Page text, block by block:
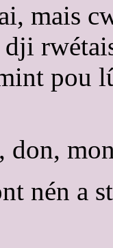
mais
pou
don,
nén a